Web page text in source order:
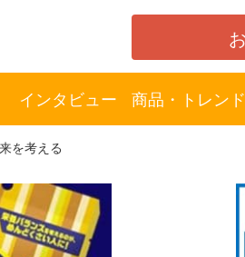
インタビュー 商品・トレンド
を考える